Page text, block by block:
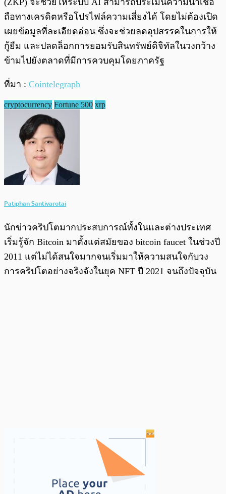
ถือทางเครดิตหรือโปรไฟล์ความเสี่ยงได้ โดยไม่ต้องเปิด
เผยข้อมูลที่ละเอียดอ่อน ซึ่งจะช่วยลดอุปสรรคในการให้
กู้ยืม และปลดล็อกการยอมรับสินทรัพย์ดิจิทัลในวงกว้าง
ข้ามไปยังตลาดที่มีการควบคุมโดยภาครัฐ
ที่มา : Cointelegraph
cryptocurrency Fortune 500 xrp
Patiphan Santivarotai
นักข่าวคริปโตมากประสบการณ์ทั้งในและต่างประเทศ
เริ่มรู้จัก Bitcoin มาตั้งแต่สมัยของ bitcoin faucet ในช่วงปี
2011 แต่ไม่ได้สนใจมากจนเริ่มมาให้ความสนใจกับวง
การคริปโตอย่างจริงจังในยุค NFT ปี 2021 จนถึงปัจจุบัน